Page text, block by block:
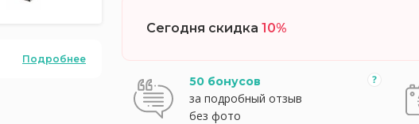
Подробнее
Сегодня скидка 10%
50 бонусов
за подробный отзыв
без фото